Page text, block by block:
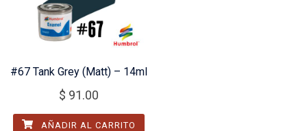
#67 Tank Grey (Matt) – 14ml
$ 91.00
AÑADIR AL CARRITO